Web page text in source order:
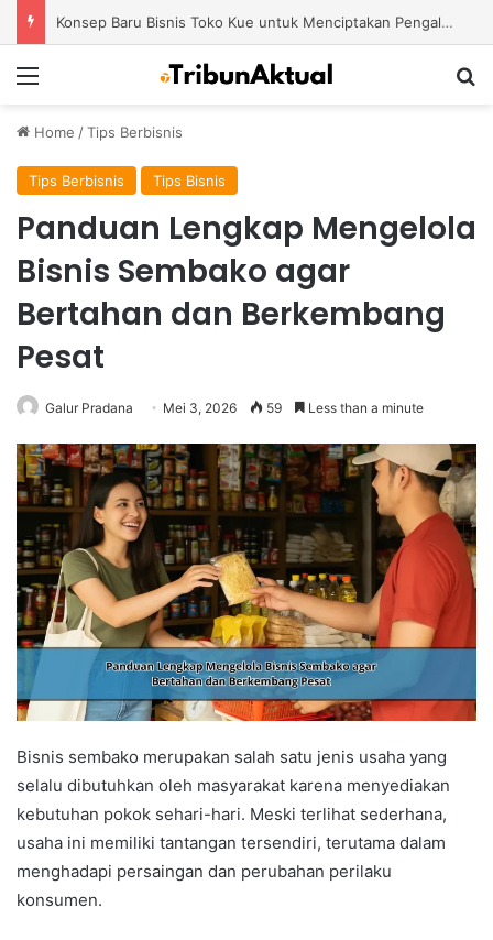
Konsep Baru Bisnis Toko Kue untuk Menciptakan Pengalaman Belanja yang Berbeda
Home /Tips Berbisnis
Tips Berbisnis Tips Bisnis
Panduan Lengkap Mengelola
Bisnis Sembako agar
Bertahan dan Berkembang
Pesat
Galur Pradana Mei 3, 2026 59 Less than a minute
Bisnis sembako merupakan salah satu jenis usaha yang
selalu dibutuhkan oleh masyarakat karena menyediakan
kebutuhan pokok sehari-hari. Meski terlihat sederhana,
usaha ini memiliki tantangan tersendiri, terutama dalam
menghadapi persaingan dan perubahan perilaku
konsumen.